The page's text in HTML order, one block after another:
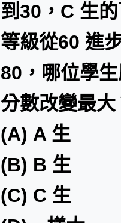
到30，C 生
等級從60 進
80，哪位學
分數改變最大
(A) A 生
(B) B 生
(C) C 生